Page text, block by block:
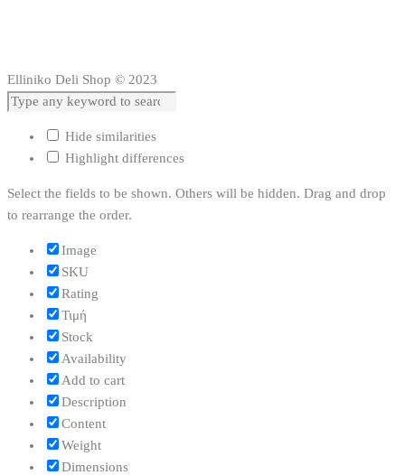
Elliniko Deli Shop © 2023
Hide similarities
Highlight differences
Select the fields to be shown. Others will be hidden. Drag and drop
to rearrange the order.
Image
SKU
Rating
Τιμή
Stock
Availability
Add to cart
Description
Content
Weight
Dimensions